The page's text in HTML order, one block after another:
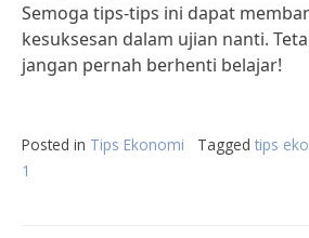
Semoga tips-tips ini dapat
kesuksesan dalam ujian nanti.
jangan pernah berhenti belajar!
Posted in Tips Ekonomi Tagged tips
1